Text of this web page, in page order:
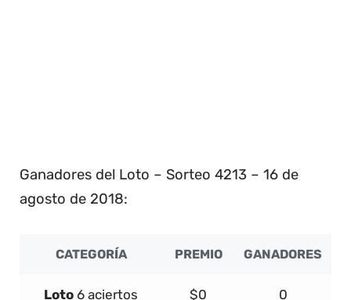
Ganadores del Loto – Sorteo 4213 – 16 de
agosto de 2018:
CATEGORÍA PREMIO GANADORES
Loto 6 aciertos $0 0